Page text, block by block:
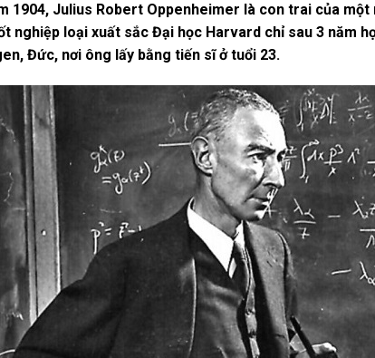
1904, Julius Robert Oppenheimer là con trai của
nghiệp loại xuất sắc Đại học Harvard chỉ sau 3 năm
Đức, nơi ông lấy bằng tiến sĩ ở tuổi 23.